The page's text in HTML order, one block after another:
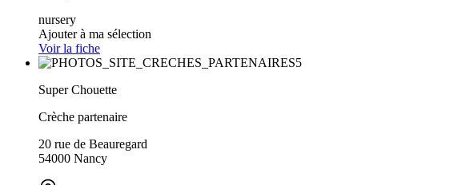
nursery
Ajouter à ma sélection
Voir la fiche
Super Chouette
Crèche partenaire
20 rue de Beauregard
54000 Nancy